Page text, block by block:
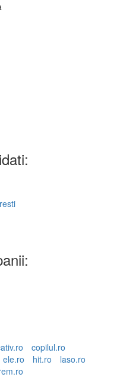
copilul.ro
ele.ro hit.ro
laso.ro